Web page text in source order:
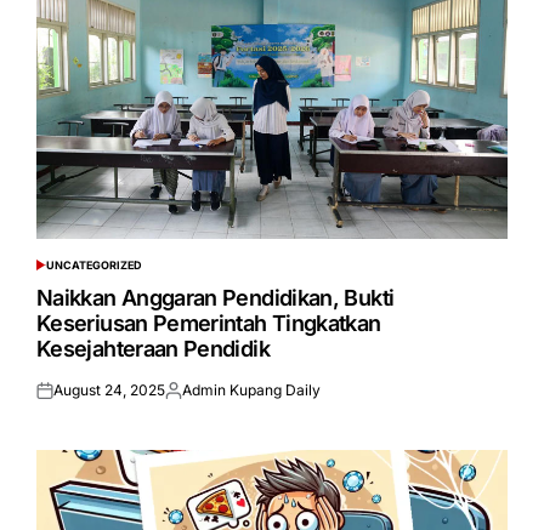
POSTED
IN
UNCATEGORIZED
Naikkan Anggaran Pendidikan, Bukti
Keseriusan Pemerintah Tingkatkan
Kesejahteraan Pendidik
Posted
August 24, 2025Posted
Admin Kupang Daily